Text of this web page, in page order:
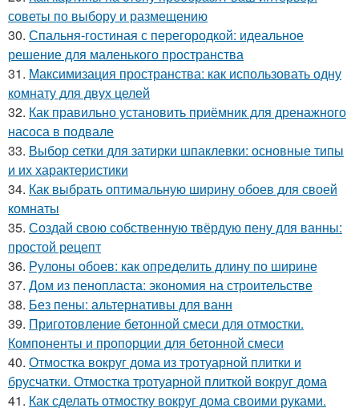
советы по выбору и размещению
30. Спальня-гостиная с перегородкой: идеальное
решение для маленького пространства
31. Максимизация пространства: как использовать одну
комнату для двух целей
32. Как правильно установить приёмник для дренажного
насоса в подвале
33. Выбор сетки для затирки шпаклевки: основные типы
и их характеристики
34. Как выбрать оптимальную ширину обоев для своей
комнаты
35. Создай свою собственную твёрдую пену для ванны:
простой рецепт
36. Рулоны обоев: как определить длину по ширине
37. Дом из пенопласта: экономия на строительстве
38. Без пены: альтернативы для ванн
39. Приготовление бетонной смеси для отмостки.
Компоненты и пропорции для бетонной смеси
40. Отмостка вокруг дома из тротуарной плитки и
брусчатки. Отмостка тротуарной плиткой вокруг дома
41. Как сделать отмостку вокруг дома своими руками.